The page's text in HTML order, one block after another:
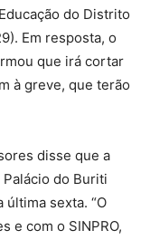
do Distrito
Em resposta, o
que irá cortar
à greve, que terão
disse que a
do Buriti
sexta. “O
e com o SINPRO,